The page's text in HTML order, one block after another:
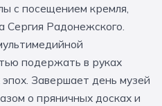
Кино- и звукостудии
Экологические
Калуга Таруса
Архангельск
Волгоград
с посещением кремля,
Сергия Радонежского.
подержать в руках
Завершает день музей
о пряничных досках и